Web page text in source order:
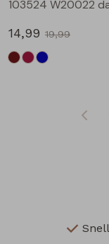
14,99 19,99